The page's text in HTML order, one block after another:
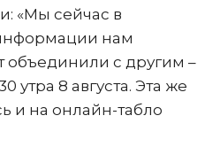
«Мы сейчас в
нам
объединили с другим –
утра 8 августа. Эта же
и на онлайн-табло